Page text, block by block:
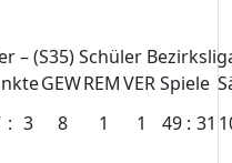
– (S35) Schüler
GEWREMVERSpiele
: 3 8 1 1 49 : 31